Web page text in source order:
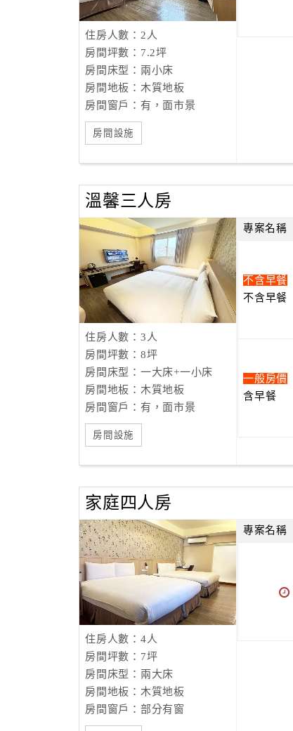
住房人數：2人
房間坪數：7.2坪
房間床型：兩小床
房間地板：木質地板
房間窗戶：有，面市景
房間設施
溫馨三人房
住房人數：3人
房間坪數：8坪
房間床型：一大床+一小床
房間地板：木質地板
房間窗戶：有，面市景
房間設施
專案名稱
不含早餐
不含早餐
一般房價
含早餐
家庭四人房
住房人數：4人
房間坪數：7坪
房間床型：兩大床
房間地板：木質地板
房間窗戶：部分有窗
專案名稱